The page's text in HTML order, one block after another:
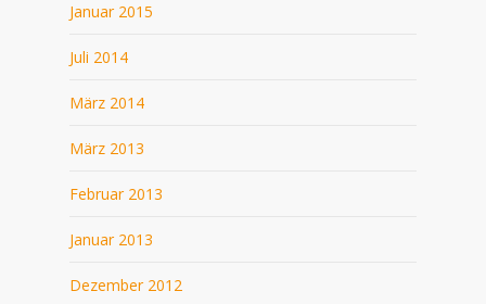
Januar 2015
Juli 2014
März 2014
März 2013
Februar 2013
Januar 2013
Dezember 2012